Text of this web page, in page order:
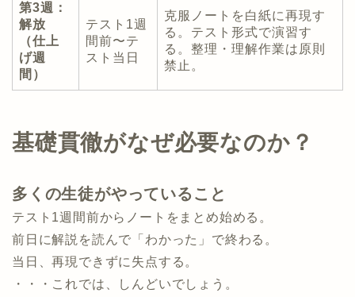
第3週：
解放
（仕上
げ週
間）
テスト1週
間前〜テ
スト当日
克服ノートを白紙に再現す
る。テスト形式で演習す
る。整理・理解作業は原則
禁止。
基礎貫徹がなぜ必要なのか？
多くの生徒がやっていること
テスト1週間前からノートをまとめ始める。
前日に解説を読んで「わかった」で終わる。
当日、再現できずに失点する。
・・・これでは、しんどいでしょう。